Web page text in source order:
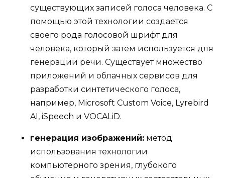
существующих записей голоса человека. С
помощью этой технологии создается
своего рода голосовой шрифт для
человека, который затем используется для
генерации речи. Существует множество
приложений и облачных сервисов для
разработки синтетического голоса,
например, Microsoft Custom Voice, Lyrebird
AI, iSpeech и VOCALiD.
генерация изображений: метод
использования технологии
компьютерного зрения, глубокого